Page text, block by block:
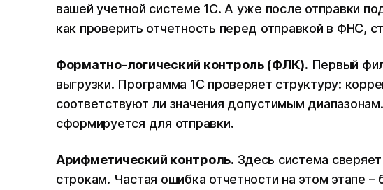
вашей учетной системе 1С. А уже после отправки
как проверить отчетность перед отправкой в ФНС,
Форматно-логический контроль (ФЛК). Первый
выгрузки. Программа 1С проверяет структуру:
соответствуют ли значения допустимым
сформируется для отправки.
Арифметический контроль. Здесь система
строкам. Частая ошибка отчетности на этом этапе –